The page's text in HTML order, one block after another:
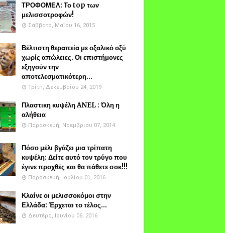
ΤΡΟΦΟΜΕΛ: Το top των
μελισσοτροφών!
Σάββατο, Μαΐου 16, 2015
Βέλτιστη θεραπεία με οξαλικό οξύ
χωρίς απώλειες. Οι επιστήμονες
εξηγούν την
αποτελεσματικότερη...
Τρίτη, Δεκεμβρίου 24, 2019
Πλαστικη κυψέλη ANEL : Όλη η
αλήθεια
Παρασκευή, Νοεμβρίου 07, 2014
Πόσο μέλι βγάζει μια τρίπατη
κυψέλη: Δείτε αυτό τον τρύγο που
έγινε προχθές και θα πάθετε σοκ!!!
Παρασκευή, Ιουλίου 01, 2016
Κλαίνε οι μελισσοκόμοι στην
Ελλάδα: Έρχεται το τέλος...
Δευτέρα, Ιουνίου 06, 2016